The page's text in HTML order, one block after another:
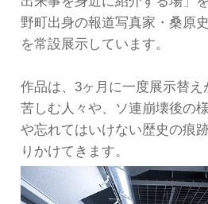
野町出身の報道写真家・桑原
を常設展示しています。
作品は、3ヶ月に一度展示替
苦しむ人々や、ソ連崩壊後の
や忘れてはいけない歴史の痕
りかけてきます。